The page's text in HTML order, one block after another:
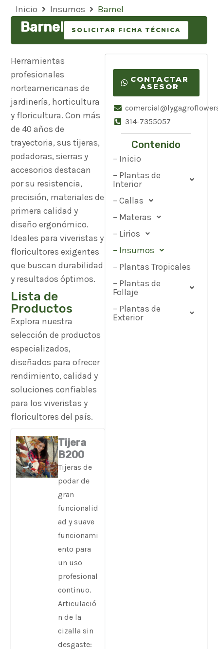
Inicio Insumos Barnel
Barnel SOLICITAR FICHA TÉCNICA
Herramientas
profesionales
norteamericanas de
jardinería, horticultura
y floricultura. Con más
de 40 años de
trayectoria, sus tijeras,
podadoras, sierras y
accesorios destacan
por su resistencia,
precisión, materiales de
primera calidad y
diseño ergonómico.
Ideales para viveristas y
floricultores exigentes
que buscan durabilidad
y resultados óptimos.
Lista de
Productos
Explora nuestra
selección de productos
especializados,
diseñados para ofrecer
rendimiento, calidad y
soluciones confiables
para los viveristas y
floricultores del país.
Tijera
B200
Tijeras de
podar de
gran
funcionalid
ad y suave
funcionami
ento para
un uso
profesional
continuo.
Articulació
n de la
cizalla sin
desgaste:
CONTACTAR
ASESOR
314-7355057
Contenido
– Inicio
– Plantas de
Interior
– Callas
– Materas
– Lirios
– Insumos
– Plantas Tropicales
– Plantas de
Follaje
– Plantas de
Exterior